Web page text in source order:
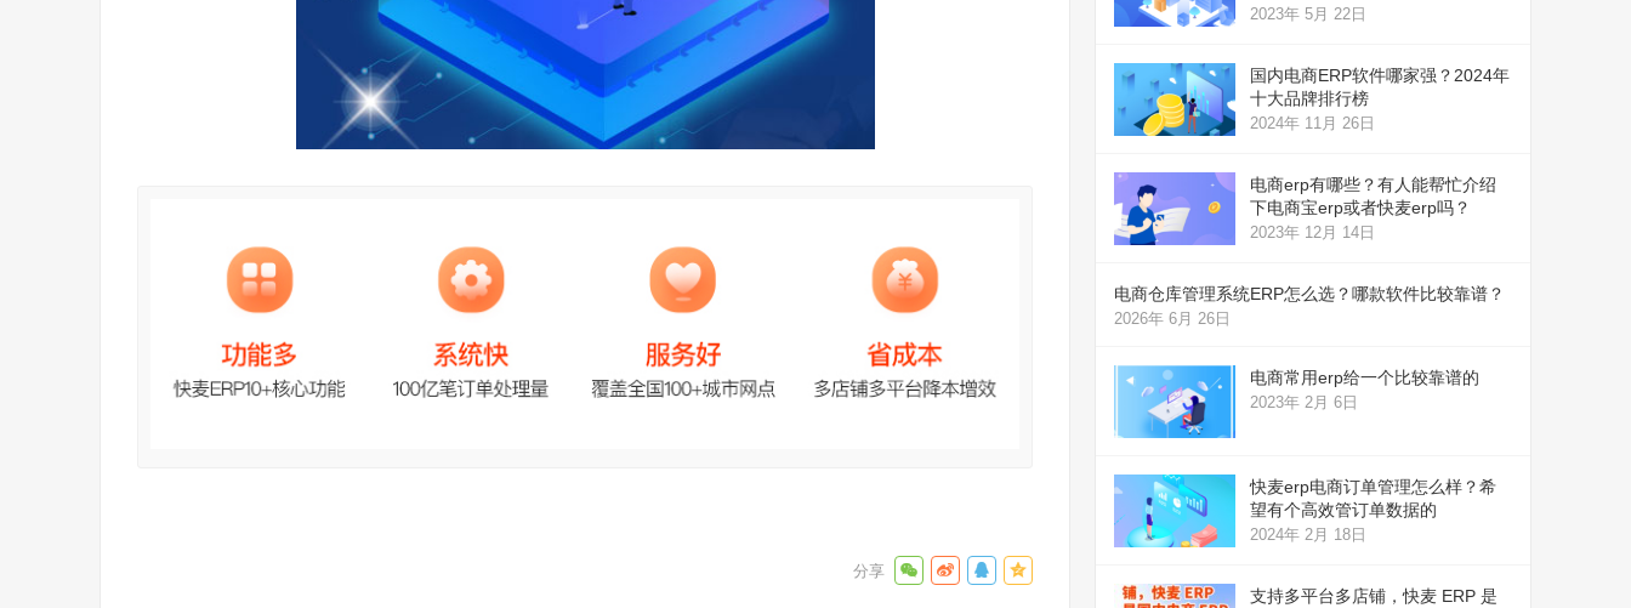
2023年 5月 22日
国内电商ERP软件哪家强？2024年
十大品牌排行榜
2024年 11月 26日
电商erp有哪些？有人能帮忙介绍
下电商宝erp或者快麦erp吗？
2023年 12月 14日
电商仓库管理系统ERP怎么选？哪款软件比较靠谱？
2026年 6月 26日
电商常用erp给一个比较靠谱的
2023年 2月 6日
快麦erp电商订单管理怎么样？希
望有个高效管订单数据的
2024年 2月 18日
支持多平台多店铺，快麦 ERP 是